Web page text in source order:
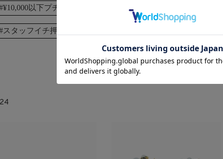
イニシャル
その他
SET
在庫あり
受注生産
以下プチプラアクセ #ランキング
スタッフイチ押し（通勤パールアクセ）